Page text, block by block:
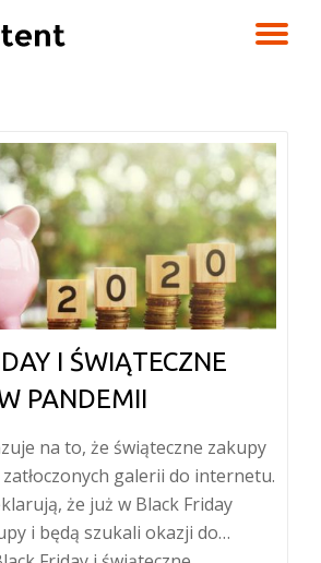
I ŚWIĄTECZNE
PANDEMII
na to, że świąteczne zakupy
galerii do internetu.
że już w Black Friday
i będą szukali okazji do…